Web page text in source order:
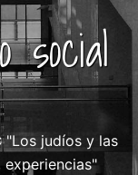
social
"Los judíos y las
experiencias"